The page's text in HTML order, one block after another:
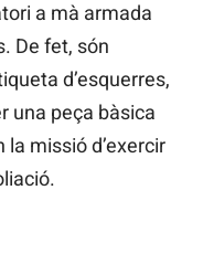
a mà armada
De fet, són
d’esquerres,
una peça bàsica
missió d’exercir